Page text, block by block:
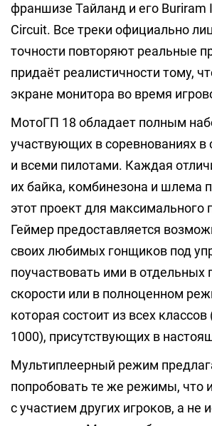
франшизе Тайланд и его Buriram
Circuit. Все треки официально
точности повторяют реальные
придаёт реалистичности тому,
экране монитора во время
МотоГП 18 обладает полным
участвующих в соревнованиях в
и всеми пилотами. Каждая
их байка, комбинезона и шлема
этот проект для максимального
Геймер предоставляется
своих любимых гонщиков под
поучаствовать ими в отдельных
скорости или в полноценном
которая состоит из всех классов
1000), присутствующих в
Мультиплеерный режим
попробовать те же режимы, что
с участием других игроков, а не